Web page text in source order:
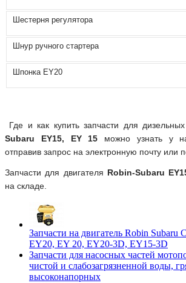
Шестерня регулятора
Шнур ручного стартера
Шпонка ЕY20
Где и как купить запчасти для дизельных
Subaru EY15, EY 15 можно узнать у
отправив запрос на электронную почту или
Запчасти для двигателя Robin-Subaru
на складе.
Запчасти на двигатель Robin Subaru
EY20, EY 20, EY20-3D, EY15-3D
Запчасти для насосных частей
чистой и слабозагрязненной воды,
высоконапорных